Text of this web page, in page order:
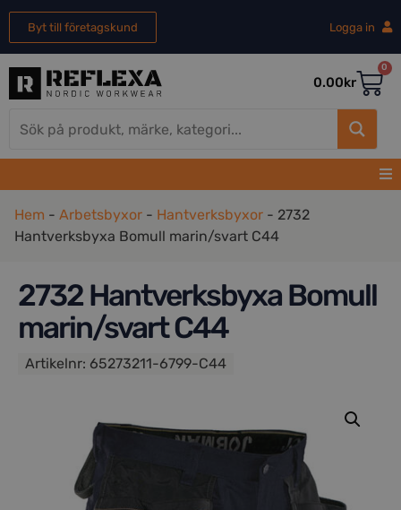
Byt till företagskund Logga in
0.00kr
0
Hem - Arbetsbyxor - Hantverksbyxor - 2732
Hantverksbyxa Bomull marin/svart C44
2732 Hantverksbyxa Bomull
marin/svart C44
Artikelnr: 65273211-6799-C44